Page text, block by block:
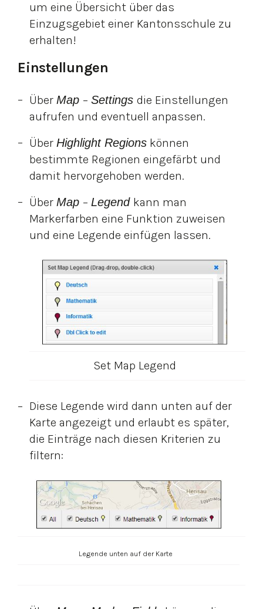
um eine Übersicht über das
Einzugsgebiet einer Kantonsschule zu
erhalten!
Einstellungen
Über Map – Settings die Einstellungen
aufrufen und eventuell anpassen.
Über Highlight Regions können
bestimmte Regionen eingefärbt und
damit hervorgehoben werden.
Über Map – Legend kann man
Markerfarben eine Funktion zuweisen
und eine Legende einfügen lassen.
Set Map Legend
Diese Legende wird dann unten auf der
Karte angezeigt und erlaubt es später,
die Einträge nach diesen Kriterien zu
filtern:
Legende unten auf der Karte